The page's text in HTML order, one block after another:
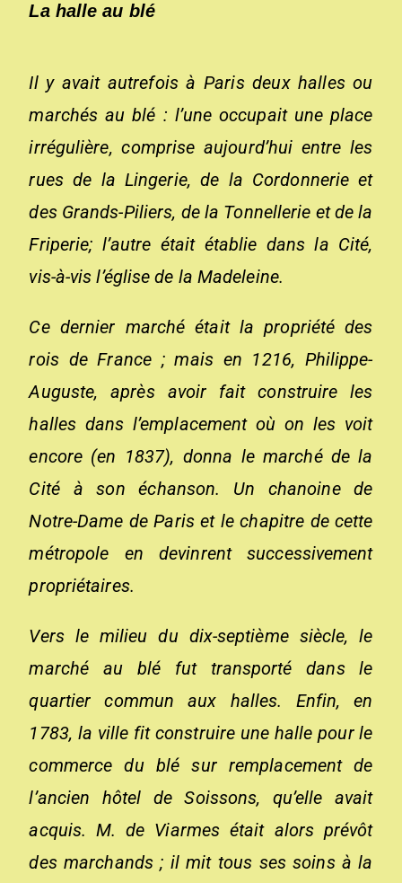
La halle au blé
Il y avait autrefois à Paris deux halles ou
marchés au blé : l’une occupait une place
irrégulière, comprise aujourd’hui entre les
rues de la Lingerie, de la Cordonnerie et
des Grands-Piliers, de la Tonnellerie et de la
Friperie; l’autre était établie dans la Cité,
vis-à-vis l’église de la Madeleine.
Ce dernier marché était la propriété des
rois de France ; mais en 1216, Philippe-
Auguste, après avoir fait construire les
halles dans l’emplacement où on les voit
encore (en 1837), donna le marché de la
Cité à son échanson. Un chanoine de
Notre-Dame de Paris et le chapitre de cette
métropole en devinrent successivement
propriétaires.
Vers le milieu du dix-septième siècle, le
marché au blé fut transporté dans le
quartier commun aux halles. Enfin, en
1783, la ville fit construire une halle pour le
commerce du blé sur remplacement de
l’ancien hôtel de Soissons, qu’elle avait
acquis. M. de Viarmes était alors prévôt
des marchands ; il mit tous ses soins à la